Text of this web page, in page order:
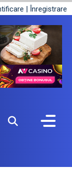
| Înregistrare